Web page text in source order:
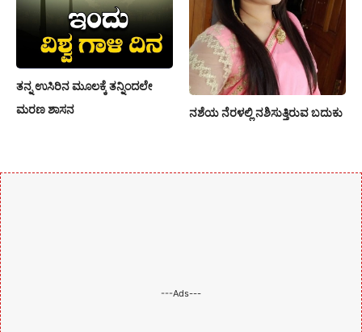
ತನ್ನ ಉಸಿರಿನ ಮೂಲಕ್ಕೆ ತನ್ನಿಂದಲೇ
ಮರಣ ಶಾಸನ
ನಶೆಯ ನೆರಳಲ್ಲಿ ನಶಿಸುತ್ತಿರುವ ಬದುಕು
---Ads---